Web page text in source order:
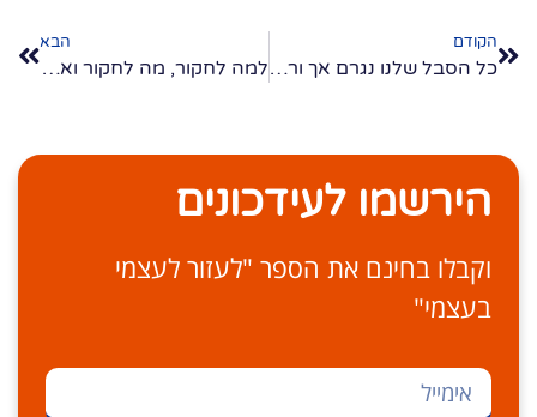
הקודם
כל הסבל שלנו נגרם אך ורק ממחשבות!
הבא
למה לחקור, מה לחקור ואיך לחקור ?
הירשמו לעידכונים
וקבלו בחינם את הספר "לעזור לעצמי
בעצמי"